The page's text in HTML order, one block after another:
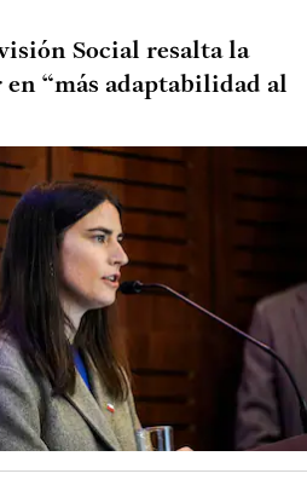
Social resalta la
en “más adaptabilidad al